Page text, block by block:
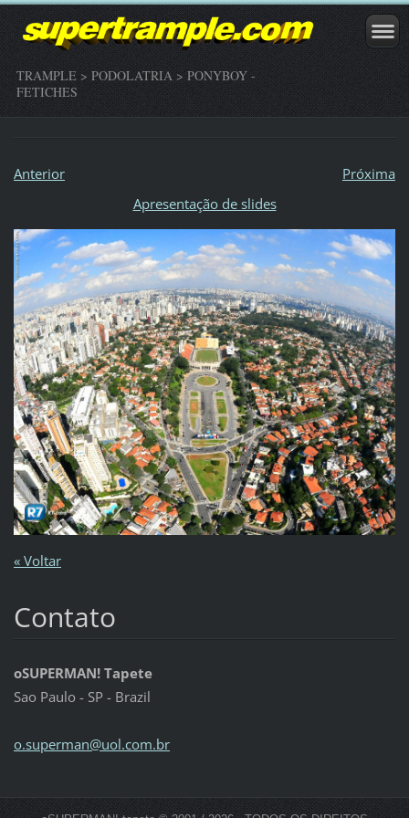
TRAMPLE > PODOLATRIA > PONYBOY -
FETICHES
Anterior
Próxima
Apresentação de slides
« Voltar
Contato
oSUPERMAN! Tapete
Sao Paulo - SP - Brazil
o.superman@uol.com.br